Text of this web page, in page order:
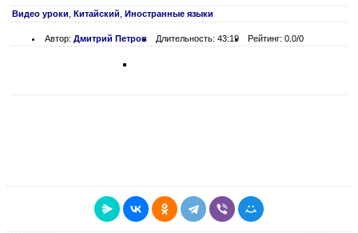
Видео уроки Китайский Иностранные языки
Автор: Дмитрий Петров Длительность: 43:19 Рейтинг: 0.0/0